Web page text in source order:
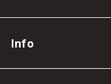
Info